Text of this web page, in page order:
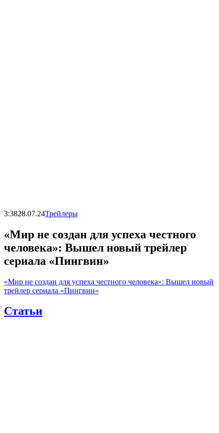
3:3828.07.24Трейлеры
«Мир не создан для успеха честного
человека»: Вышел новый трейлер
сериала «Пингвин»
«Мир не создан для успеха честного человека»: Вышел новый
трейлер сериала «Пингвин»
Статьи